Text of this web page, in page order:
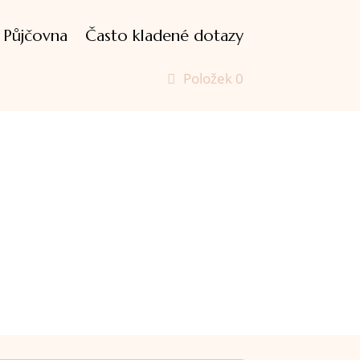
Půjčovna Často kladené dotazy
Položek 0